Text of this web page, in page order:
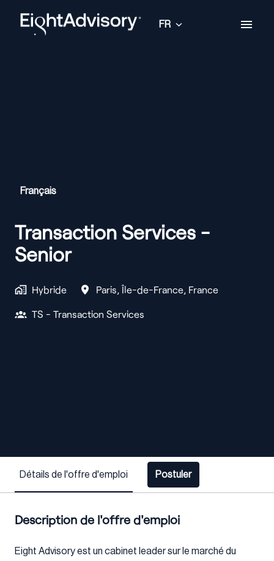
contenu
Page d'accueil
FR
Français
Transaction Services -
Senior
Hybride Paris, Île-de-France, France
TS - Transaction Services
Détails de l'offre d'emploi Postuler
Description de l'offre d'emploi
Eight Advisory est un cabinet leader sur le marché du